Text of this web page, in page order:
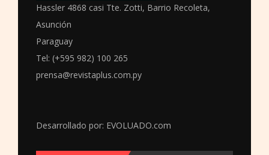
Hassler 4868 casi Tte. Zotti, Barrio Recoleta,
Asunción
Paraguay
Tel: (+595 982) 100 265
prensa@revistaplus.com.py
Desarrollado por: EVOLUADO.com